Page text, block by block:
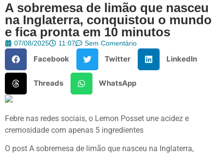
A sobremesa de limão que nasceu
na Inglaterra, conquistou o mundo
e fica pronta em 10 minutos
07/08/2025 11:07 Sem Comentário
Facebook Twitter LinkedIn
Threads WhatsApp
Febre nas redes sociais, o Lemon Posset une acidez e
cremosidade com apenas 5 ingredientes
O post A sobremesa de limão que nasceu na Inglaterra,